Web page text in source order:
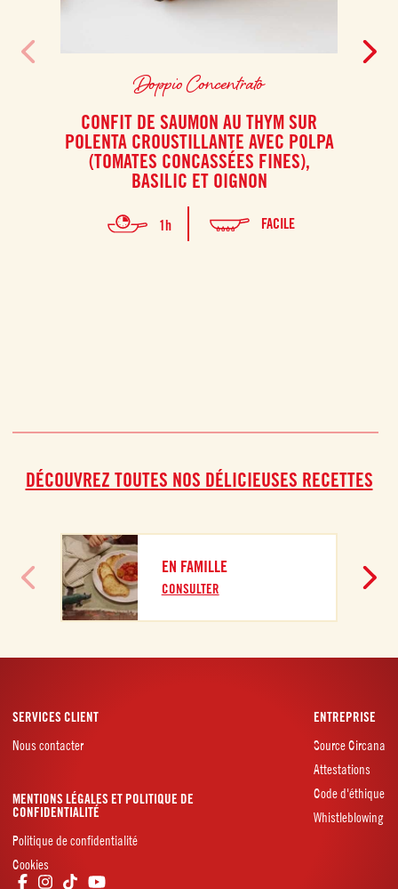
Doppio Concentrato
CONFIT DE SAUMON AU THYM SUR
POLENTA CROUSTILLANTE AVEC POLPA
(TOMATES CONCASSÉES FINES),
BASILIC ET OIGNON
1h FACILE
DÉCOUVREZ TOUTES NOS DÉLICIEUSES RECETTES
EN FAMILLE
CONSULTER
SERVICES CLIENT
Nous contacter
ENTREPRISE
Source Circana
Attestations
Code d'éthique
Whistleblowing
MENTIONS LÉGALES ET POLITIQUE DE
CONFIDENTIALITÉ
Politique de confidentialité
Cookies